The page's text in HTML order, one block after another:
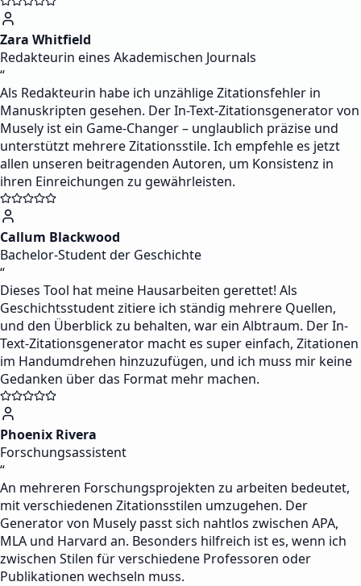
Zara Whitfield
Redakteurin eines Akademischen Journals
“
Als Redakteurin habe ich unzählige Zitationsfehler in
Manuskripten gesehen. Der In-Text-Zitationsgenerator von
Musely ist ein Game-Changer – unglaublich präzise und
unterstützt mehrere Zitationsstile. Ich empfehle es jetzt
allen unseren beitragenden Autoren, um Konsistenz in
ihren Einreichungen zu gewährleisten.
Callum Blackwood
Bachelor-Student der Geschichte
“
Dieses Tool hat meine Hausarbeiten gerettet! Als
Geschichtsstudent zitiere ich ständig mehrere Quellen,
und den Überblick zu behalten, war ein Albtraum. Der In-
Text-Zitationsgenerator macht es super einfach, Zitationen
im Handumdrehen hinzuzufügen, und ich muss mir keine
Gedanken über das Format mehr machen.
Phoenix Rivera
Forschungsassistent
“
An mehreren Forschungsprojekten zu arbeiten bedeutet,
mit verschiedenen Zitationsstilen umzugehen. Der
Generator von Musely passt sich nahtlos zwischen APA,
MLA und Harvard an. Besonders hilfreich ist es, wenn ich
zwischen Stilen für verschiedene Professoren oder
Publikationen wechseln muss.